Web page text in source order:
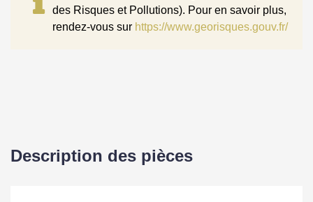
Taxe Foncière 931 EUR
SURFACES
des Risques et Pollutions). Pour en savoir plus,
rendez-vous sur https://www.georisques.gouv.fr/
Description des pièces